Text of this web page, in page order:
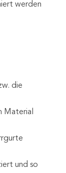
werden
die
Material
und so